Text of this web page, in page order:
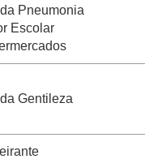
Pneumonia
Escolar
Gentileza